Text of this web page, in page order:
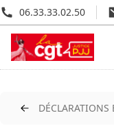
06.33.33.02.50
DÉCLARATIONS